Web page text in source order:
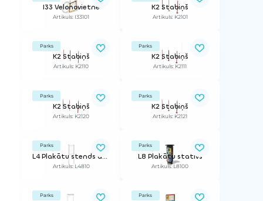
I33 Velonovietne
Artikuls: I33101
K2 Stabiņš
Artikuls: K2101
Parks
K2 Stabiņš
Artikuls: K2110
Parks
K2 Stabiņš
Artikuls: K2111
Parks
K2 Stabiņš
Artikuls: K2120
Parks
K2 Stabiņš
Artikuls: K2121
Parks
L4 Plakātu stends ar OSB plātni
Artikuls: L4810
Parks
L8 Plakātu statīvs
Artikuls: L8100
Parks Parks